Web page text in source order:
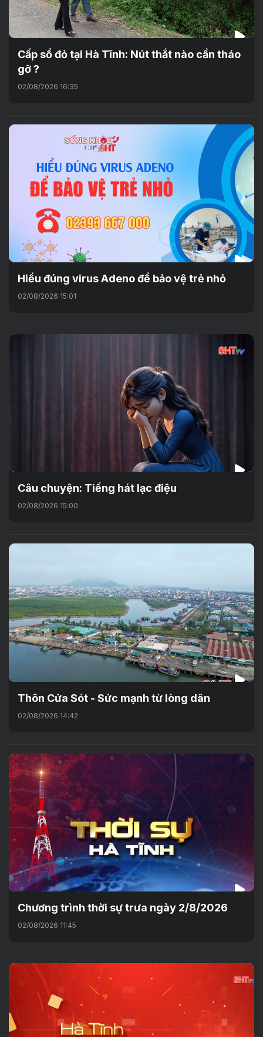
Cấp sổ đỏ tại Hà Tĩnh: Nút thắt nào cần tháo
gỡ ?
02/08/2026 16:35
Hiểu đúng virus Adeno để bảo vệ trẻ nhỏ
02/08/2026 15:01
Câu chuyện: Tiếng hát lạc điệu
02/08/2026 15:00
Thôn Cửa Sót - Sức mạnh từ lòng dân
02/08/2026 14:42
Chương trình thời sự trưa ngày 2/8/2026
02/08/2026 11:45